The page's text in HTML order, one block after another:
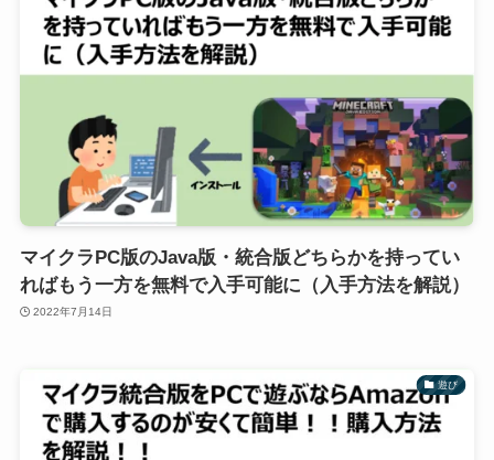
マイクラPC版のJava版・統合版どちらかを持ってい
ればもう一方を無料で入手可能に（入手方法を解説）
2022年7月14日
遊び